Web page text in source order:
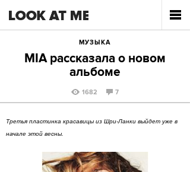
МУЗЫКА
MIA рассказала о новом
альбоме
1682 7
Третья пластинка красавицы из Шри-Ланки выйдет уже в
начале этой весны.